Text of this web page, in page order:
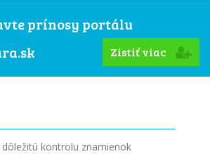
prínosy portálu
Zistiť viac
kontrolu znamienok